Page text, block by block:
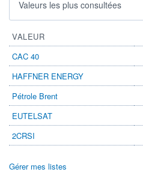
Valeurs les plus consultées
VALEUR
CAC 40
HAFFNER ENERGY
Pétrole Brent
EUTELSAT
2CRSI
Gérer mes listes